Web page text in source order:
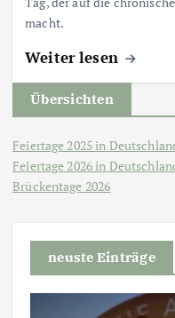
macht.
Weiter lesen
Übersichten
Feiertage 2025 in
Feiertage 2026 in
Brückentage 2026
neuste Einträge